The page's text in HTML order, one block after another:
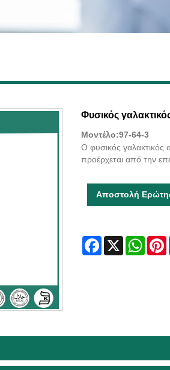
Φυσικός
Μοντέλο:97-64-3
Ο φυσικός γαλακτικός
προέρχεται από την
Αποστολή
Facebook
X